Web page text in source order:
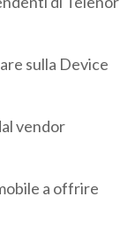
sulla Device
vendor
a offrire